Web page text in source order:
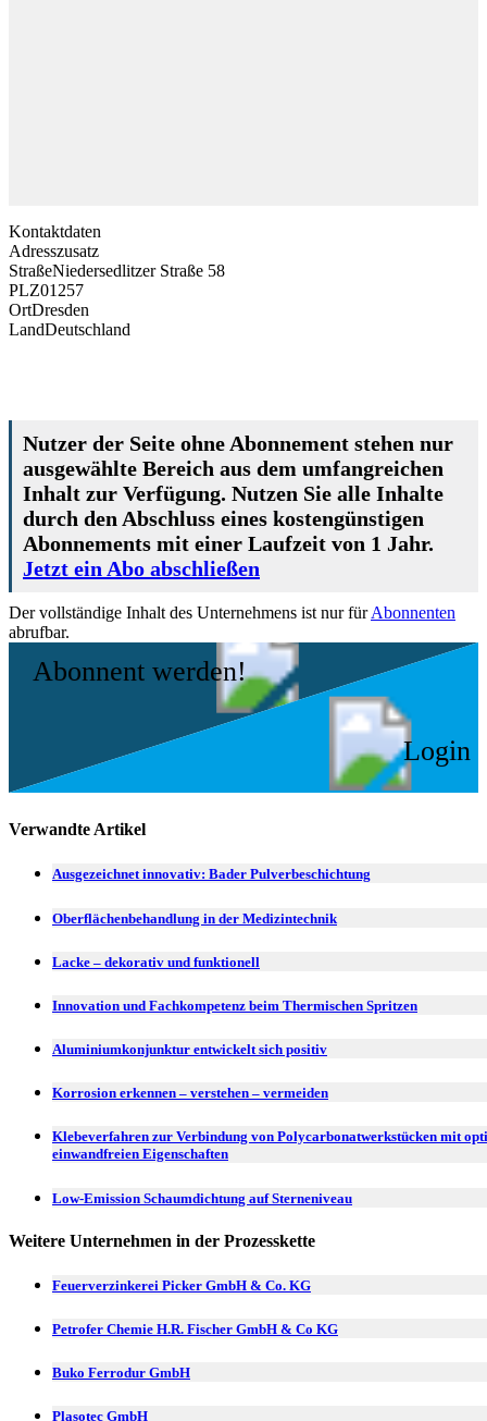
Kontaktdaten
Adresszusatz
StraßeNiedersedlitzer Straße 58
PLZ01257
OrtDresden
LandDeutschland
Nutzer der Seite ohne Abonnement stehen nur
ausgewählte Bereich aus dem umfangreichen
Inhalt zur Verfügung. Nutzen Sie alle Inhalte
durch den Abschluss eines kostengünstigen
Abonnements mit einer Laufzeit von 1 Jahr.
Jetzt ein Abo abschließen
Der vollständige Inhalt des Unternehmens ist nur fürAbonnenten
abrufbar.
Abonnent werden!
Login
Verwandte Artikel
Ausgezeichnet innovativ: Bader Pulverbeschichtung
Oberflächenbehandlung in der Medizintechnik
Lacke – dekorativ und funktionell
Innovation und Fachkompetenz beim Thermischen Spritzen
Aluminiumkonjunktur entwickelt sich positiv
Korrosion erkennen – verstehen – vermeiden
Klebeverfahren zur Verbindung von Polycarbonatwerkstücken mit
einwandfreien Eigenschaften
Low-Emission Schaumdichtung auf Sterneniveau
Weitere Unternehmen in der Prozesskette
Feuerverzinkerei Picker GmbH & Co. KG
Petrofer Chemie H.R. Fischer GmbH & Co KG
Buko Ferrodur GmbH
Plasotec GmbH